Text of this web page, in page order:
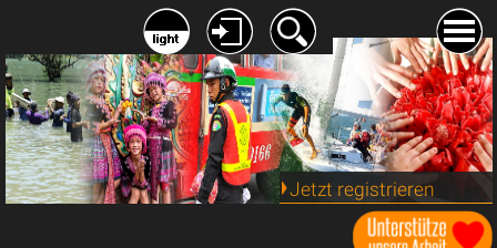
Jetzt registrieren